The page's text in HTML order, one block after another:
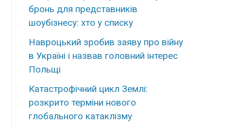
бронь для представників
шоубізнесу: хто у списку
Навроцький зробив заяву про війну
в Україні і назвав головний інтерес
Польщі
Катастрофічний цикл Землі:
розкрито терміни нового
глобального катаклізму